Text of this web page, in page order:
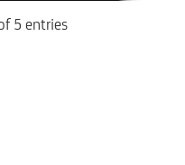
5 entries